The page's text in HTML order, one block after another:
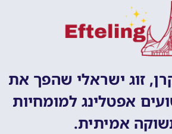
זוג ישראלי שהפך את
אפטלינג למומחיות
אמיתית.